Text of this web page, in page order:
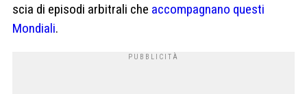
scia di episodi arbitrali che accompagnano questi
Mondiali.